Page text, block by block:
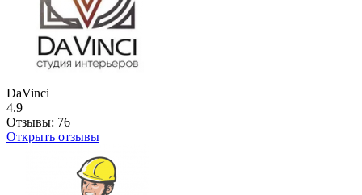
DaVinci
4.9
Отзывы: 76
Открыть отзывы